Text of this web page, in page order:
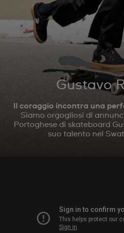
Gustavo
Il coraggio incontra una
Siamo orgogliosi di
Portoghese di skateboard
suo talento nel